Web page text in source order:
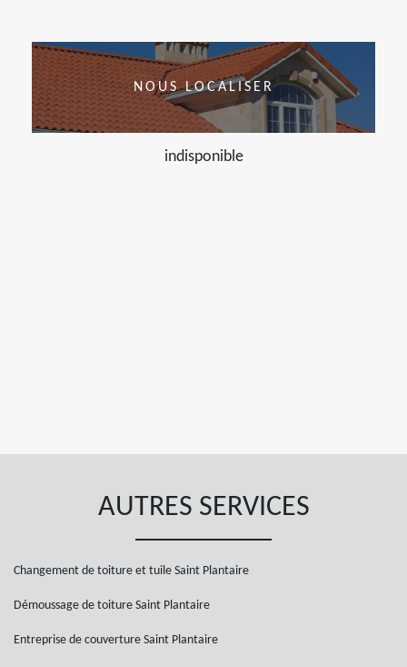
NOUS LOCALISER
indisponible
AUTRES SERVICES
Changement de toiture et tuile Saint Plantaire
Démoussage de toiture Saint Plantaire
Entreprise de couverture Saint Plantaire